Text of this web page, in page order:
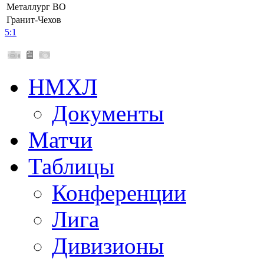
Металлург ВО
Гранит-Чехов
5:1
НМХЛ
Документы
Матчи
Таблицы
Конференции
Лига
Дивизионы